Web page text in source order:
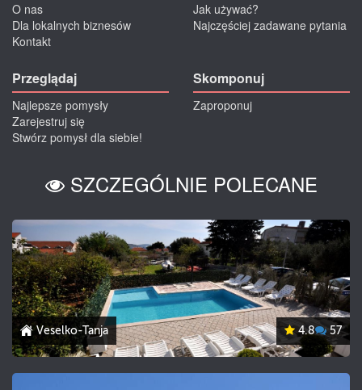
O nas
Dla lokalnych biznesów
Kontakt
Jak używać?
Najczęściej zadawane pytania
Przeglądaj
Najlepsze pomysły
Zarejestruj się
Stwórz pomysł dla siebie!
Skomponuj
Zaproponuj
SZCZEGÓLNIE POLECANE
Veselko-Tanja 4.8 57